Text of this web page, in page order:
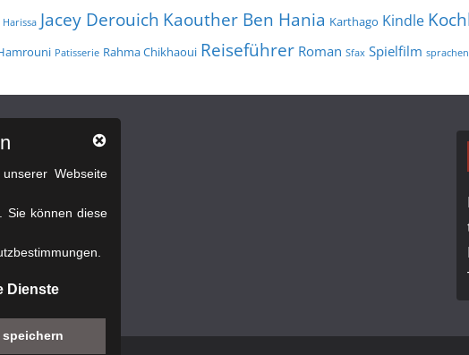
Harissa Jacey Derouich Kaouther Ben Hania Karthago Kindle
Patisserie Rahma Chikhaoui Reiseführer Roman Sfax Spielfilm
Webseite
Sie können diese
Dienste